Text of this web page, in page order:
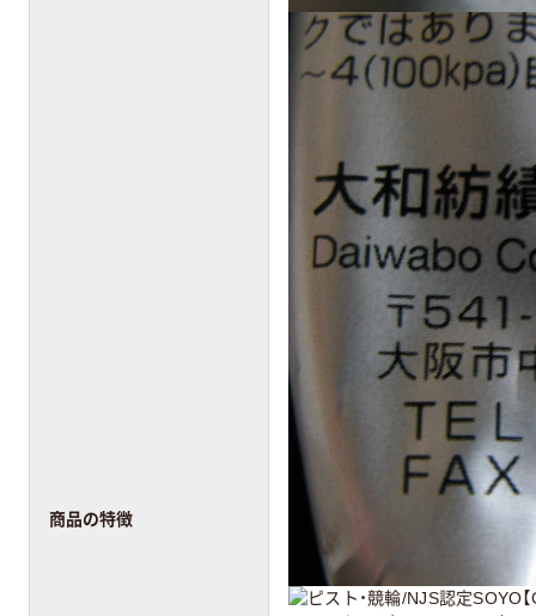
商品の特徴